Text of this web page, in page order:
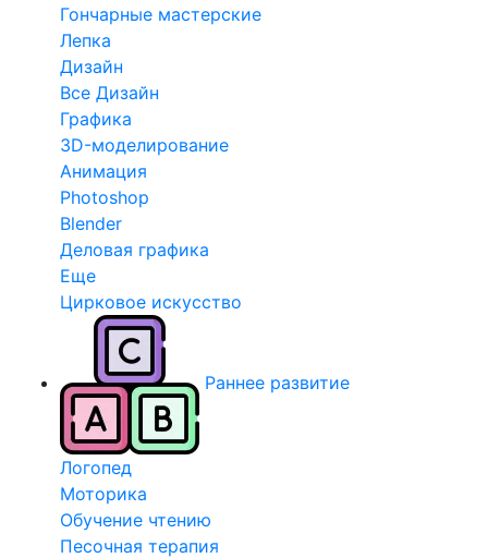
Гончарные мастерские
Лепка
Дизайн
Все Дизайн
Графика
3D-моделирование
Анимация
Photoshop
Blender
Деловая графика
Еще
Цирковое искусство
Раннее развитие
Логопед
Моторика
Обучение чтению
Песочная терапия